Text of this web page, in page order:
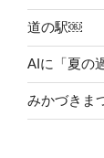
道の駅￼
AIに「夏の
みかづきま